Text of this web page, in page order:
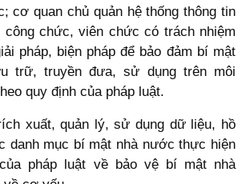
cơ quan chủ quản hệ thống thông tin
công chức, viên chức có trách nhiệm
pháp, biện pháp để bảo đảm bí mật
trữ, truyền đưa, sử dụng trên môi
quy định của pháp luật.
xuất, quản lý, sử dụng dữ liệu, hồ
danh mục bí mật nhà nước thực hiện
pháp luật về bảo vệ bí mật nhà